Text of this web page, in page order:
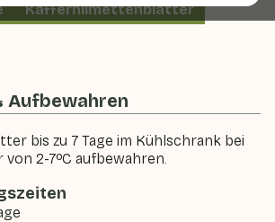
Kaffernlimettenblätter
Aufbewahren
bis zu 7 Tage im Kühlschrank bei
2-7ºC aufbewahren.